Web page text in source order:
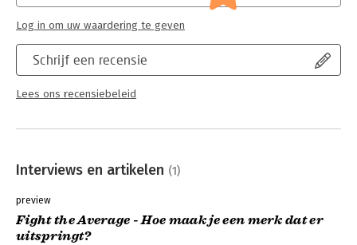
Schrijf een recensie
Lees ons recensiebeleid
Log in om uw waardering te geven
Interviews en artikelen (1)
preview
Fight the Average - Hoe maak je een merk dat er
uitspringt?